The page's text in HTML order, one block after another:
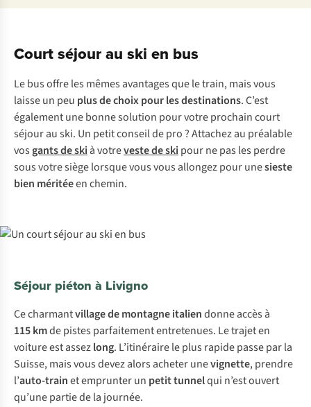
Court séjour au ski en bus
Le bus offre les mêmes avantages que le train, mais vous
laisse un peu plus de choix pour les destinations. C’est
également une bonne solution pour votre prochain court
séjour au ski. Un petit conseil de pro ? Attachez au préalable
vos gants de ski à votreveste de ski pour ne pas les perdre
sous votre siège lorsque vous vous allongez pour unesieste
bien méritéeen chemin.
Séjour piéton à Livigno
Ce charmantvillage de montagne italiendonne accès à
115 kmde pistes parfaitement entretenues. Le trajet en
voiture est assezlong. L’itinéraire le plus rapide passe par la
Suisse, mais vous devez alors acheter unevignette, prendre
l’auto-trainet emprunter un petit tunnelqui n’est ouvert
qu’une partie de la journée.